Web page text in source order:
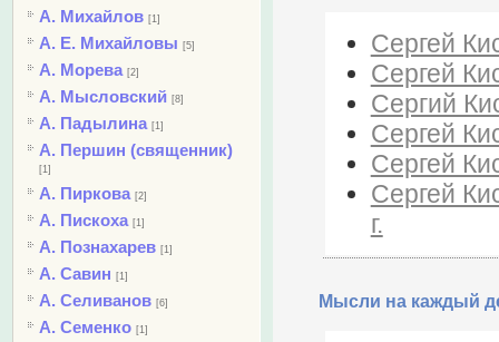
А. Михайлов [1]
А. Е. Михайловы [5]
А. Морева [2]
А. Мысловский [8]
А. Падылина [1]
А. Першин (священник)
[1]
А. Пиркова [2]
А. Пискоха [1]
А. Познахарев [1]
А. Савин [1]
А. Селиванов [6]
А. Семенко [1]
Сергей
Сергей
Сергий
Сергей
Сергей
Сергей
г.
Мысли на каждый